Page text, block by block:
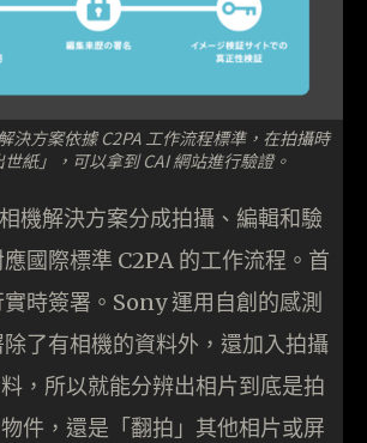
決方案依據 C2PA 工作流程標準，在拍攝時
紙」，可以拿到 CAI 網站進行驗證。
機解決方案分成拍攝、編輯和驗
國際標準 C2PA 的工作流程。首
時簽署。Sony 運用自創的感測
了有相機的資料外，還加入拍攝
，所以就能分辨出相片到底是拍
件，還是「翻拍」其他相片或屏